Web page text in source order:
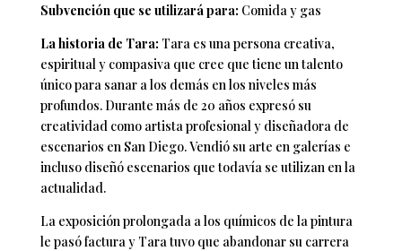
Subvención que se utilizará para: Comida y gas
La historia de Tara: Tara es una persona creativa,
espiritual y compasiva que cree que tiene un talento
único para sanar a los demás en los niveles más
profundos. Durante más de 20 años expresó su
creatividad como artista profesional y diseñadora de
escenarios en San Diego. Vendió su arte en galerías e
incluso diseñó escenarios que todavía se utilizan en la
actualidad.
La exposición prolongada a los químicos de la pintura
le pasó factura y Tara tuvo que abandonar su carrera